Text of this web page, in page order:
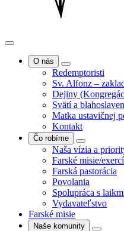
O nás
Redemptoristi
Sv. Alfonz –
Dejiny
Svätí a
Matka ustavičnej
Kontakt
Čo robíme
Naša vízia a
Farské misie/
Farská pastorácia
Povolania
Spolupráca s
Vydavateľstvo
Farské misie
Naše komunity